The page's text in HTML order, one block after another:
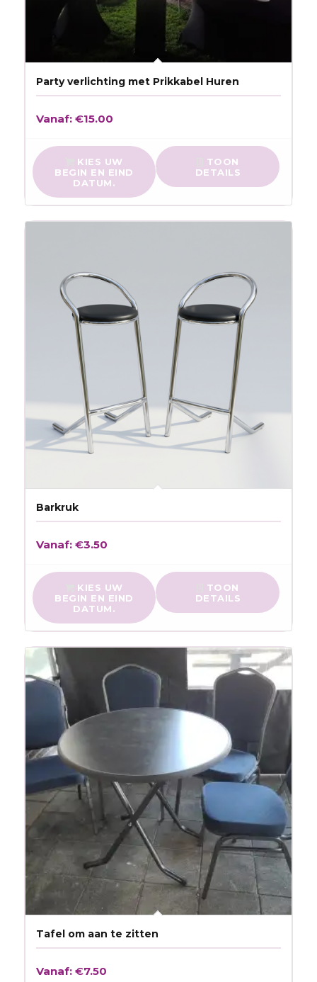
Party verlichting met Prikkabel Huren
Vanaf: €15.00
KIES UW
BEGIN EN EIND
DATUM.
TOON
DETAILS
Barkruk
Vanaf: €3.50
KIES UW
BEGIN EN EIND
DATUM.
TOON
DETAILS
Tafel om aan te zitten
Vanaf: €7.50